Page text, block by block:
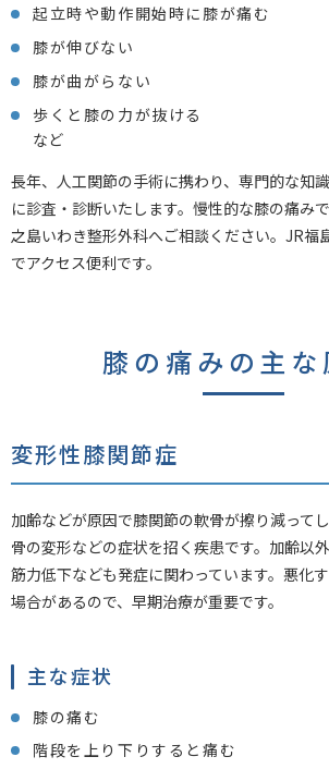
起立時や動作開始時に膝が痛む
膝が伸びない
膝が曲がらない
歩くと膝の力が抜ける
など
長年、人工関節の手術に携わり、専門的な知
に診査・診断いたします。慢性的な膝の痛み
之島いわき整形外科へご相談ください。JR福
でアクセス便利です。
膝の痛みの主な
変形性膝関節症
加齢などが原因で膝関節の軟骨が擦り減って
骨の変形などの症状を招く疾患です。加齢以
筋力低下なども発症に関わっています。悪化
場合があるので、早期治療が重要です。
主な症状
膝の痛む
階段を上り下りすると痛む